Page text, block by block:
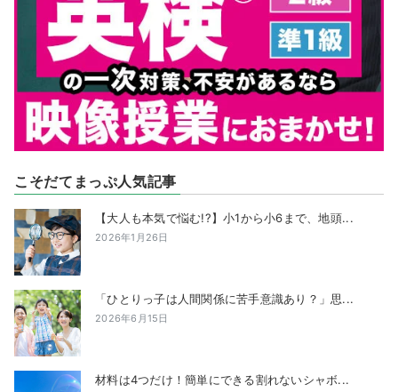
こそだてまっぷ人気記事
【大人も本気で悩む!?】小1から小6まで、地頭...
2026年1月26日
「ひとりっ子は人間関係に苦手意識あり？」思...
2026年6月15日
材料は4つだけ！簡単にできる割れないシャボ...